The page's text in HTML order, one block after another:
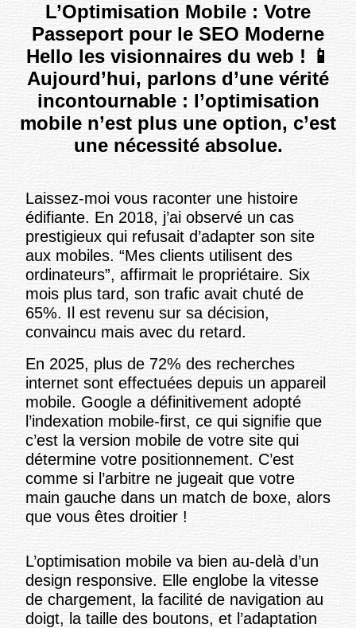
L’Optimisation Mobile : Votre
Passeport pour le SEO Moderne
Hello les visionnaires du web ! 📱
Aujourd’hui, parlons d’une vérité
incontournable : l’optimisation
mobile n’est plus une option, c’est
une nécessité absolue.
Laissez-moi vous raconter une histoire
édifiante. En 2018, j’ai observé un cas
prestigieux qui refusait d’adapter son site
aux mobiles. “Mes clients utilisent des
ordinateurs”, affirmait le propriétaire. Six
mois plus tard, son trafic avait chuté de
65%. Il est revenu sur sa décision,
convaincu mais avec du retard.
En 2025, plus de 72% des recherches
internet sont effectuées depuis un appareil
mobile. Google a définitivement adopté
l’indexation mobile-first, ce qui signifie que
c’est la version mobile de votre site qui
détermine votre positionnement. C’est
comme si l’arbitre ne jugeait que votre
main gauche dans un match de boxe, alors
que vous êtes droitier !
L’optimisation mobile va bien au-delà d’un
design responsive. Elle englobe la vitesse
de chargement, la facilité de navigation au
doigt, la taille des boutons, et l’adaptation